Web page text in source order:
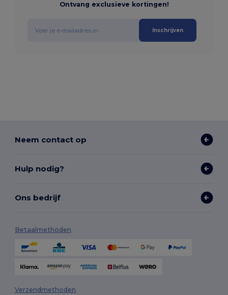
Ontvang exclusieve kortingen!
Inschrijven
Neem contact op
Hulp nodig?
Ons bedrijf
Betaalmethoden
Verzendmethoden